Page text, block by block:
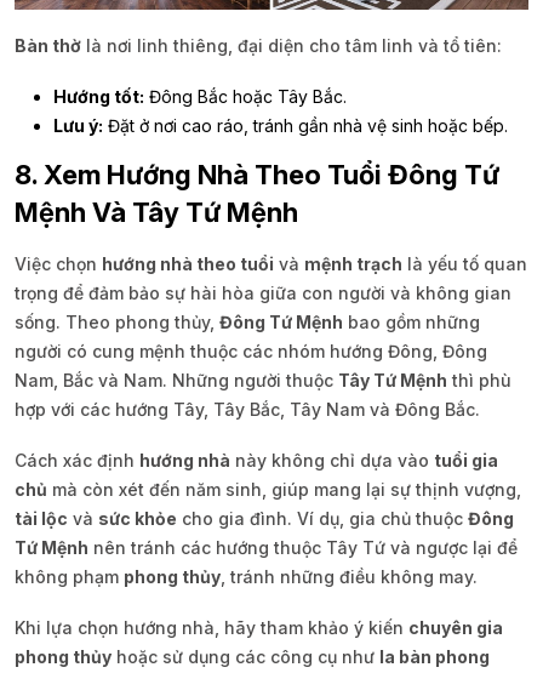
Bàn thờ là nơi linh thiêng, đại diện cho tâm linh và tổ tiên:
Hướng tốt: Đông Bắc hoặc Tây Bắc.
Lưu ý: Đặt ở nơi cao ráo, tránh gần nhà vệ sinh hoặc bếp.
8. Xem Hướng Nhà Theo Tuổi Đông Tứ
Mệnh Và Tây Tứ Mệnh
Việc chọn hướng nhà theo tuổi và mệnh trạch là yếu tố quan
trọng để đảm bảo sự hài hòa giữa con người và không gian
sống. Theo phong thủy, Đông Tứ Mệnh bao gồm những
người có cung mệnh thuộc các nhóm hướng Đông, Đông
Nam, Bắc và Nam. Những người thuộc Tây Tứ Mệnh thì phù
hợp với các hướng Tây, Tây Bắc, Tây Nam và Đông Bắc.
Cách xác định hướng nhà này không chỉ dựa vào tuổi gia
chủ mà còn xét đến năm sinh, giúp mang lại sự thịnh vượng,
tài lộc và sức khỏe cho gia đình. Ví dụ, gia chủ thuộc Đông
Tứ Mệnh nên tránh các hướng thuộc Tây Tứ và ngược lại để
không phạm phong thủy , tránh những điều không may.
Khi lựa chọn hướng nhà, hãy tham khảo ý kiến chuyên gia
phong thủy hoặc sử dụng các công cụ như la bàn phong